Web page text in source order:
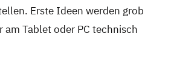
Erste Ideen werden grob
am Tablet oder PC technisch